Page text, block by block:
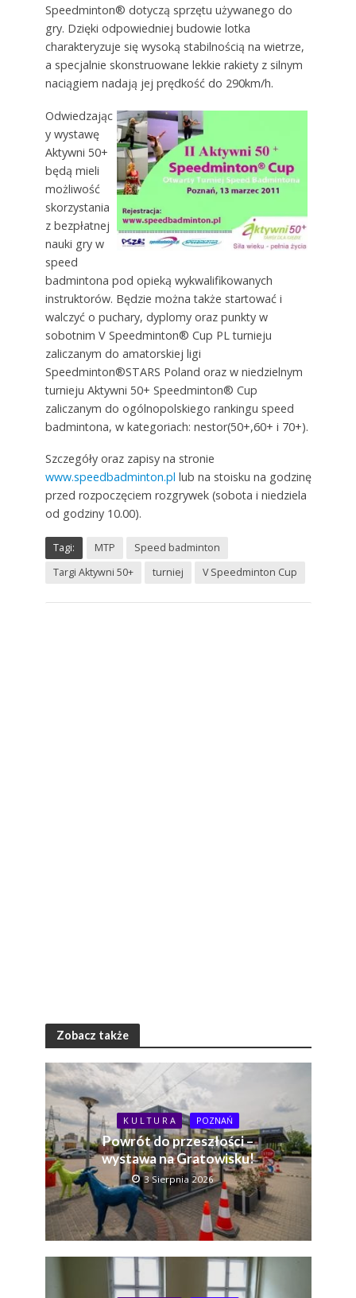
Speedminton® dotyczą sprzętu używanego do
gry. Dzięki odpowiedniej budowie lotka
charakteryzuje się wysoką stabilnością na wietrze,
a specjalnie skonstruowane lekkie rakiety z silnym
naciągiem nadają jej prędkość do 290km/h.
Odwiedzając
y wystawę
Aktywni 50+
będą mieli
możliwość
skorzystania
z bezpłatnej
nauki gry w
speed
badmintona pod opieką wykwalifikowanych
instruktorów. Będzie można także startować i
walczyć o puchary, dyplomy oraz punkty w
sobotnim V Speedminton® Cup PL turnieju
zaliczanym do amatorskiej ligi
Speedminton®STARS Poland oraz w niedzielnym
turnieju Aktywni 50+ Speedminton® Cup
zaliczanym do ogólnopolskiego rankingu speed
badmintona, w kategoriach: nestor(50+,60+ i 70+).
Szczegóły oraz zapisy na stronie
www.speedbadminton.pl lub na stoisku na godzinę
przed rozpoczęciem rozgrywek (sobota i niedziela
od godziny 10.00).
Tagi: MTP
Speed badminton
Targi Aktywni 50+
turniej V Speedminton Cup
Zobacz także
K U L T U R A POZNAŃ
Powrót do przeszłości –
wystawa na Gratowisku!
3 Sierpnia 2026